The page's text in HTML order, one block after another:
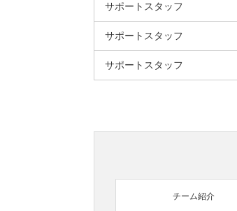
サポートスタッフ
サポートスタッフ
サポートスタッフ
チーム紹介